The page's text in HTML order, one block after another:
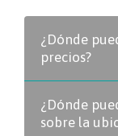
¿Dónde
precios?
¿Dónde
sobre la